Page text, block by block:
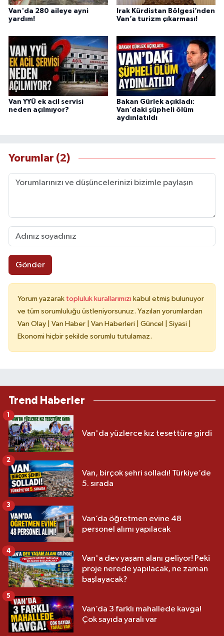
Van'da 280 aileye ayni
yardım!
Irak Kürdistan Bölgesi’nden
Van’a turizm çıkarması!
Van YYÜ ek acil servisi
neden açılmıyor?
Bakan Gürlek açıkladı:
Van’daki şüpheli ölüm
aydınlatıldı
Yorumlar (2)
Gönder
Yorum yazarak topluluk kurallarımızı kabul etmiş bulunuyor
ve tüm sorumluluğu üstleniyorsunuz. Yazılan yorumlardan
Van Olay | Van Haber | Van Haberleri | Güncel | Siyasi |
Ekonomi hiçbir şekilde sorumlu tutulamaz.
Trend Haberler
Van'da yüzlerce kız tesettüre girdi
1
Van, birçok şehri solladı! Türkiye’de
5. sırada
2
Van’da öğretmen evine 48
personel alımı yapılacak
3
Van'a dev yaşam alanı geliyor! Peki
proje nerede yapılacak, ne zaman
başlayacak?
4
Van’da 3 farklı mahallede kavga!
Çok sayıda yaralı var
5